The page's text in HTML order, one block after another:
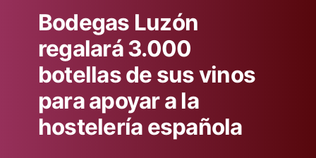
Bodegas Luzón
regalará 3.000
botellas de sus vinos
para apoyar a la
hostelería española